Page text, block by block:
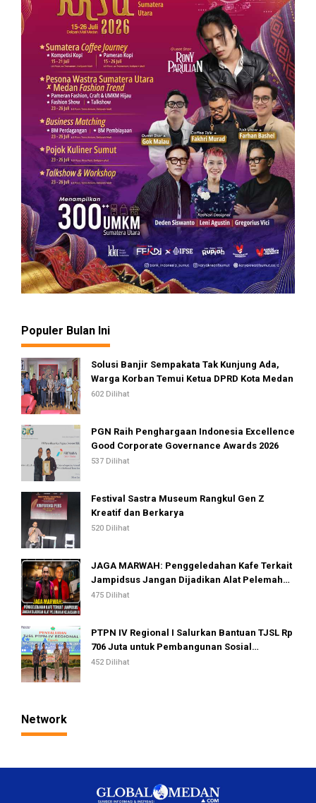
Populer Bulan Ini
Solusi Banjir Sempakata Tak Kunjung Ada,
Warga Korban Temui Ketua DPRD Kota Medan
602 Dilihat
PGN Raih Penghargaan Indonesia Excellence
Good Corporate Governance Awards 2026
537 Dilihat
Festival Sastra Museum Rangkul Gen Z
Kreatif dan Berkarya
520 Dilihat
JAGA MARWAH: Penggeledahan Kafe Terkait
Jampidsus Jangan Dijadikan Alat Pelemahan
Kejaksaan RI
475 Dilihat
PTPN IV Regional I Salurkan Bantuan TJSL Rp
706 Juta untuk Pembangunan Sosial
Berkelanjutan
452 Dilihat
Network